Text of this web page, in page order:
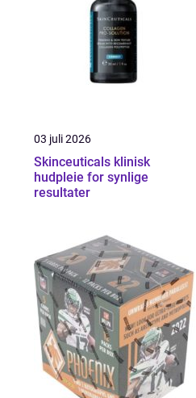
03 juli 2026
Skinceuticals klinisk
hudpleie for synlige
resultater